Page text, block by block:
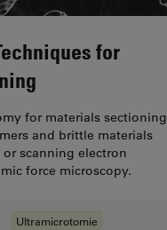
for
for materials sectioning
and brittle materials
scanning electron
force microscopy.
Ultramicrotomie